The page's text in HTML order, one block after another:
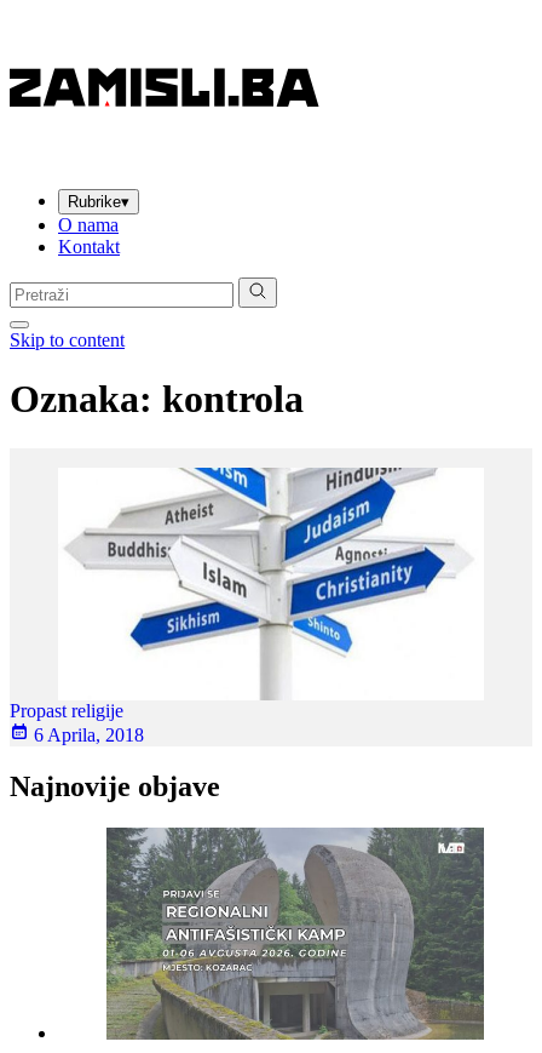
Rubrike▾
O nama
Kontakt
Pretraga:
Skip to content
Oznaka: kontrola
Propast religije
6 Aprila, 2018
Najnovije objave